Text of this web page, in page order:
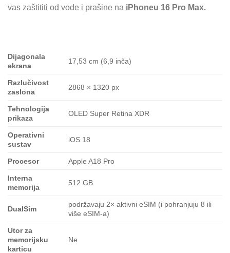
vas zaštititi od vode i prašine na iPhoneu 16 Pro Max.
Dijagonala
ekrana
17,53 cm (6,9 inča)
Razlučivost
zaslona
2868 × 1320 px
Tehnologija
prikaza
OLED Super Retina XDR
Operativni
sustav
iOS 18
Procesor Apple A18 Pro
Interna
memorija
512 GB
DualSim
podržavaju 2× aktivni eSIM (i pohranjuju 8 ili
više eSIM-a)
Utor za
memorijsku
karticu
Ne